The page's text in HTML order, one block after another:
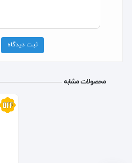
ثبت دیدگاه
محصولات مشابه